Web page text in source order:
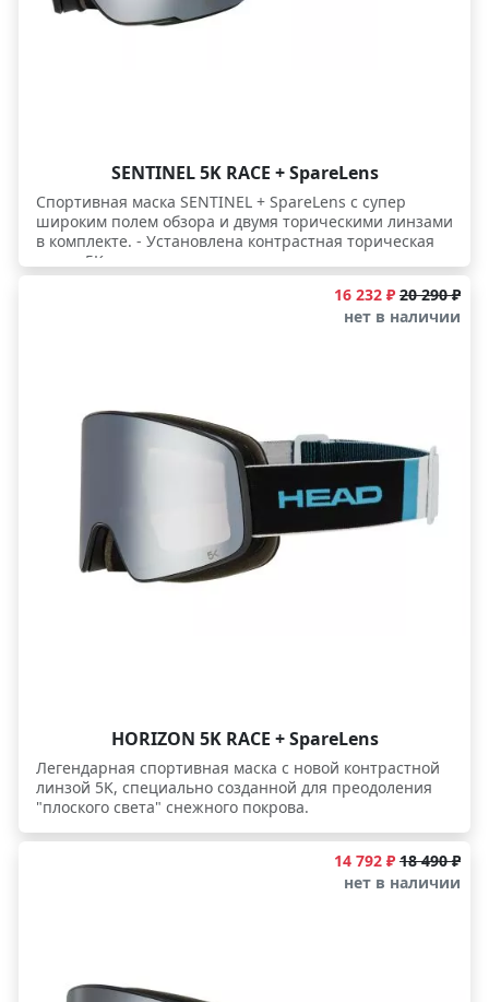
SENTINEL 5K RACE + SpareLens
Спортивная маска SENTINEL + SpareLens с супер
широким полем обзора и двумя торическими линзами
в комплекте. - Установлена контрастная торическая
линза 5K, специально созданная для преодоления
"плоского света" снежного покрова. Линза
нейтрализует холодный спектр, лучше передает
теплые цвета и имеет точечную блокировку волн в
можно быстро переоборудовать запасными линзами
для любых погодных условий. - Запасная более
светлая линза категории S1 для плохой видимости
поставляется в комплекте. - Эта маска геометрически
образует точный комплект со спортивными шлемами
HEAD DOWNFORCE. - Для более точной посадки у
маски есть возможность подогнать под размер лица
внутренний поролоновый уплотнитель-обтюратор: в
комплекте к маске SENTINEL поставляется 2
16 232 ₽ 20 290 ₽
нет в наличии
HORIZON 5K RACE + SpareLens
Легендарная спортивная маска c новой контрастной
линзой 5K, специально созданной для преодоления
"плоского света" снежного покрова.
14 792 ₽ 18 490 ₽
нет в наличии